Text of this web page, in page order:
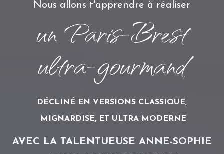
Nous allons t'apprendre à réaliser
un Paris-Brest
ultra-gourmand
DÉCLINÉ EN VERSIONS CLASSIQUE,
MIGNARDISE, ET ULTRA MODERNE
AVEC LA TALENTUEUSE ANNE-SOPHIE